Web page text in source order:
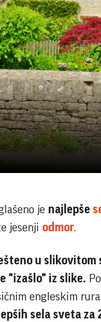
je najlepše
jesenji odmor.
u slikovitom
"izašlo" iz slike.
engleskim
sela sveta za